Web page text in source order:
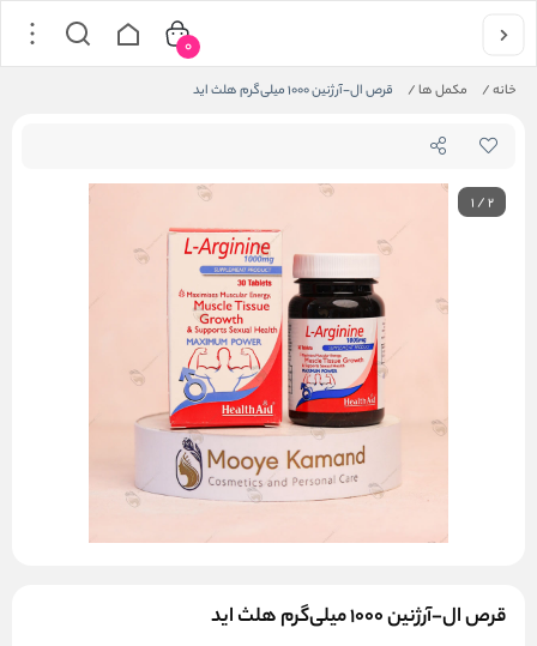
خانه/ مکمل ها/ قرص ال-آرژنین ۱۰۰۰ میلی‌گرم هلث اید
0
1/2
قرص ال-آرژنین ۱۰۰۰ میلی‌گرم هلث اید